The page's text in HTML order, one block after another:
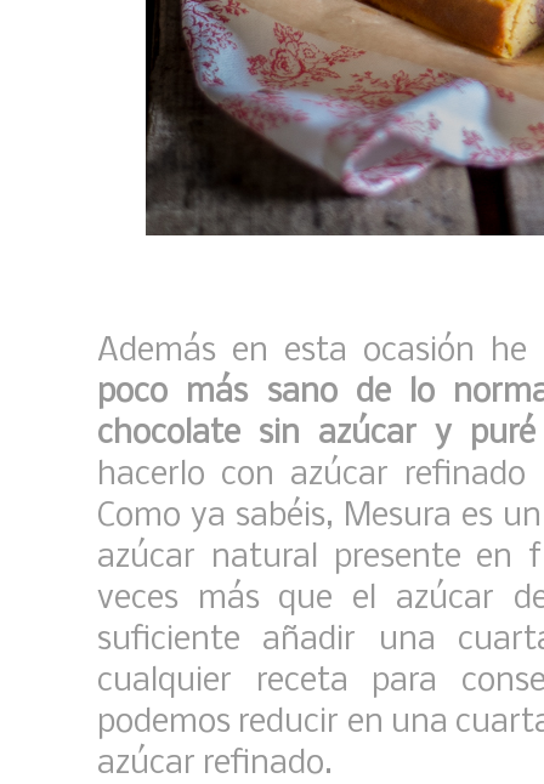
Además en esta ocasión
poco más sano de lo
chocolate sin azúcar y
hacerlo con azúcar
Como ya sabéis, Mesura es
azúcar natural presente en
veces más que el azúcar
suficiente añadir una
cualquier receta para
podemos reducir en una
azúcar refinado.